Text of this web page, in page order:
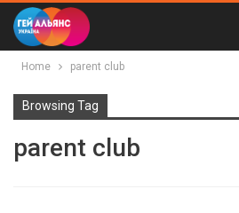
Home parent club
Browsing Tag
parent club